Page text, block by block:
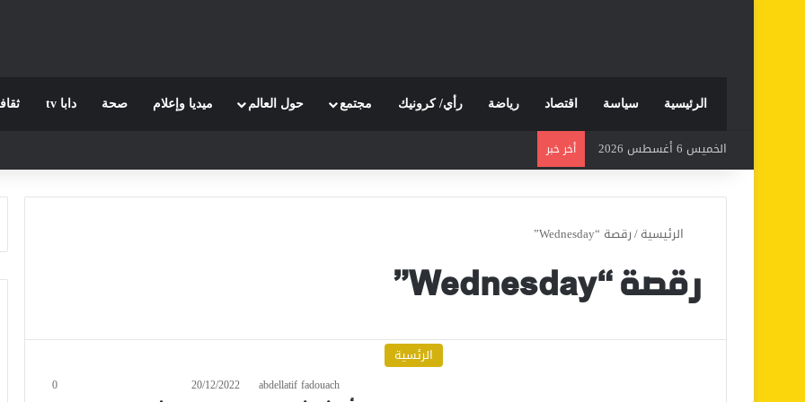
الرئيسية سياسة اقتصاد رياضة رأي/ كرونيك مجتمع حول العالم ميديا وإعلام صحة دابا tv
الخميس 6 أغسطس 2026 أخر خبر
الرئيسية/رقصة “Wednesday”
رقصة “Wednesday”
الرئسية
abdellatif fadouach
20/12/2022
0